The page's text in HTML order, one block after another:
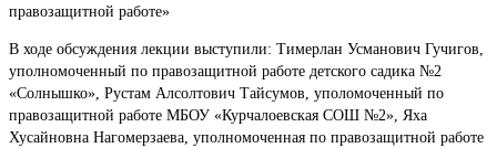
правозащитной работе»
В ходе обсуждения лекции выступили: Тимерлан Усманович Гучигов,
уполномоченный по правозащитной работе детского садика №2
«Солнышко», Рустам Алсолтович Тайсумов, уполомоченный по
правозащитной работе МБОУ «Курчалоевская СОШ №2», Яха
Хусайновна Нагомерзаева, уполномоченная по правозащитной работе